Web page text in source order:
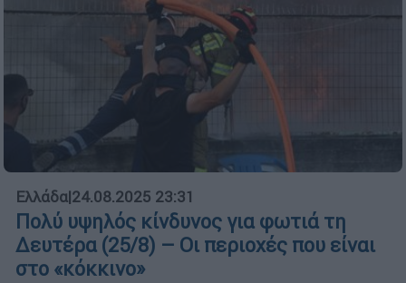
Ελλάδα|24.08.2025 23:31
Πολύ υψηλός κίνδυνος για φωτιά τη
Δευτέρα (25/8) – Οι περιοχές που είναι
στο «κόκκινο»